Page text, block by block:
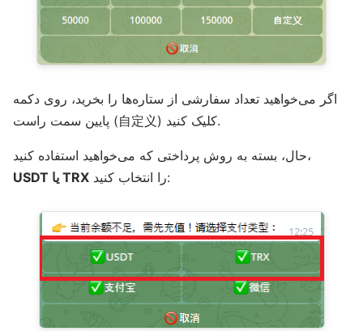
اگر می‌خواهید تعداد سفارشی از ستاره‌ها را بخرید، روی دکمه
پایین سمت راست (自定义) کلیک کنید.
حال، بسته به روش پرداختی که می‌خواهید استفاده کنید،
USDT یا TRX
را انتخاب کنید: